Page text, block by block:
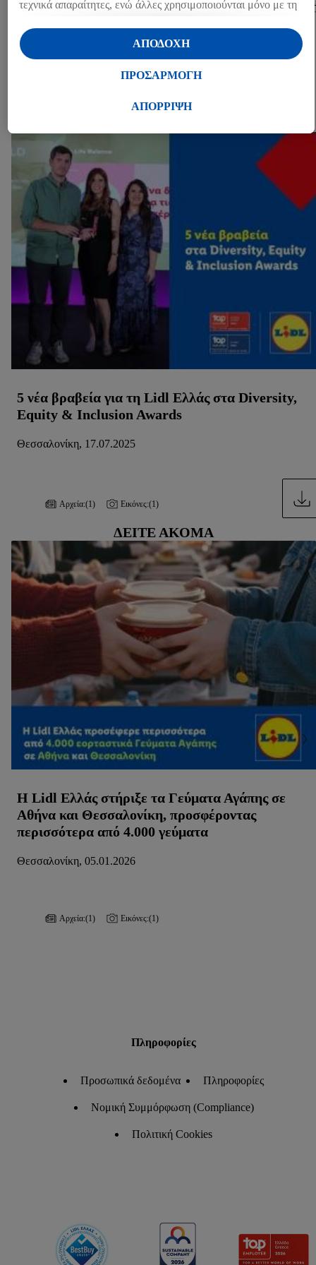
Share
Press kits (1)
5 νέα βραβεία για τη Lidl Ελλάς στα Diversity,
Equity & Inclusion Awards
Θεσσαλονίκη, 17.07.2025
Αρχεία:(1) Εικόνες:(1)
ΔΕΊΤΕ ΑΚΌΜΑ
Η Lidl Ελλάς στήριξε τα Γεύματα Αγάπης σε
Αθήνα και Θεσσαλονίκη, προσφέροντας
περισσότερα από 4.000 γεύματα
Θεσσαλονίκη, 05.01.2026
Αρχεία:(1) Εικόνες:(1)
Πληροφορίες
Προσωπικά δεδομένα Πληροφορίες
Νομική Συμμόρφωση (Compliance)
Πολιτική Cookies
τεχνικά απαραίτητες, ενώ άλλες χρησιμοποιούνται μόνο με τη
δημιουργία στατιστικών στοιχείων ή για εξατομικευμένη
διαφήμιση εντός και εκτός των υπηρεσιών Lidl. Εάν
συμμετέχετε στο πρόγραμμα Lidl Plus, δεδομένα που
επίσης σε επεξεργασία για τους σκοπούς αυτούς.
προσαρμόσετε τη συγκατάθεσή σας επιτρέποντας
μεμονωμένους σκοπούς επεξεργασίας δεδομένων και να
βρείτε περισσότερες πληροφορίες σχετικά με την
επεξεργασία δεδομένων που λαμβάνει χώρα στο πλαίσιο της
κάθε τεχνολογίας.
Κάνοντας κλικ στην επιλογή «Απόρριψη», επιτρέπετε μόνο
τη χρήση των τεχνικά απαραίτητων τεχνολογιών. Κάνοντας
κλικ στην επιλογή «Αποδοχή», συγκατατίθεστε στην
επεξεργασία για όλους τους προαναφερθέντες σκοπούς.
Περαιτέρω πληροφορίες, μεταξύ άλλων για την περίοδο
αποθήκευσης των δεδομένων και το δικαίωμά σας να
ανακαλέσετε τη συγκατάθεσή σας ανά πάσα στιγμή με ισχύ
για το μέλλον, μπορείτε να βρείτε στην
πολιτική απορρήτου
μας. Μπορείτε να βρείτε τα νομικά στοιχεία της εταιρείας μας
ΑΠΟΡΡΙΨΗ
ΠΡΟΣΑΡΜΟΓΗ
ΑΠΟΔΟΧΗ